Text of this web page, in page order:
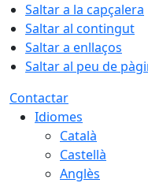
Saltar a la capçalera
Saltar al contingut
Saltar a enllaços
Saltar al peu de
Contactar
Idiomes
Català
Castellà
Anglès